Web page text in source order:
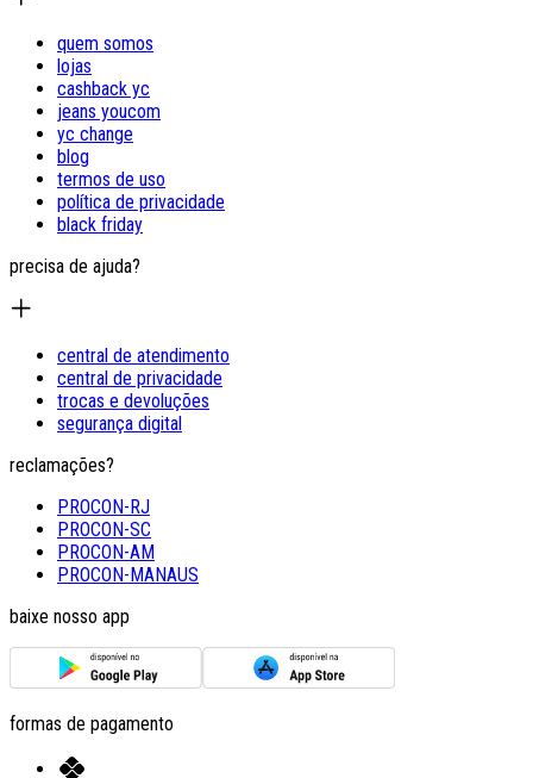
quem somos
lojas
cashback yc
jeans youcom
yc change
blog
termos de uso
política de privacidade
black friday
precisa de ajuda?
central de atendimento
central de privacidade
trocas e devoluções
segurança digital
reclamações?
PROCON-RJ
PROCON-SC
PROCON-AM
PROCON-MANAUS
baixe nosso app
formas de pagamento